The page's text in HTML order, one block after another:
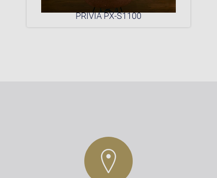
PRIVIA PX-S1100